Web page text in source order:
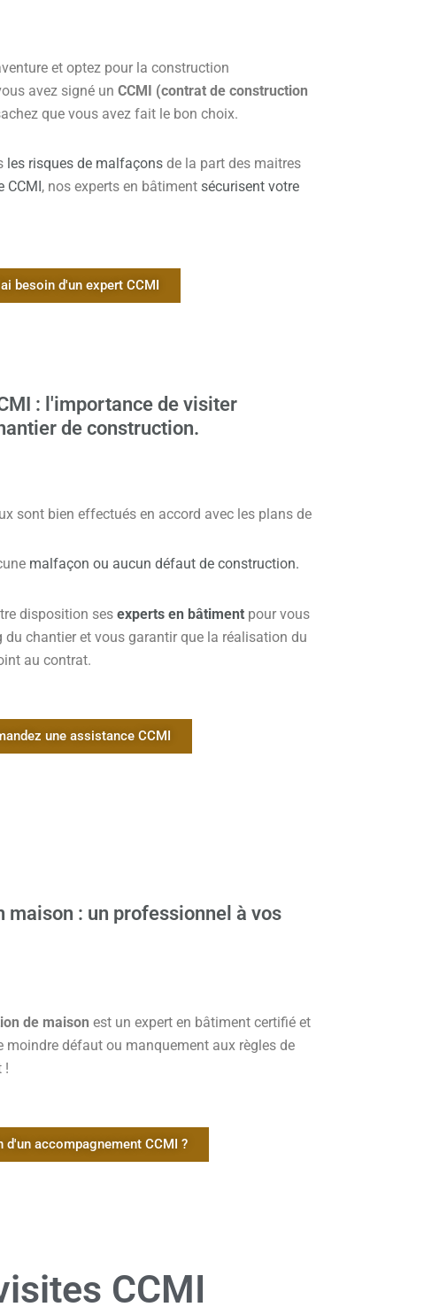
et optez pour la construction
avez signé un CCMI (contrat de construction
que vous avez fait le bon choix.
les risques de malfaçonsde la part des maitres
CCMI, nos experts en bâtiment sécurisent votre
besoin d'un expert CCMI
: l'importance de visiter
de construction.
sont bien effectués en accord avec les plans de
malfaçon ou aucun défaut de construction.
disposition ses experts en bâtiment pour vous
chantier et vous garantir que la réalisation du
au contrat.
une assistance CCMI
maison : un professionnel à vos
de maison est un expert en bâtiment certifié et
moindre défaut ou manquement aux règles de
!
d'un accompagnement CCMI ?
CCMI